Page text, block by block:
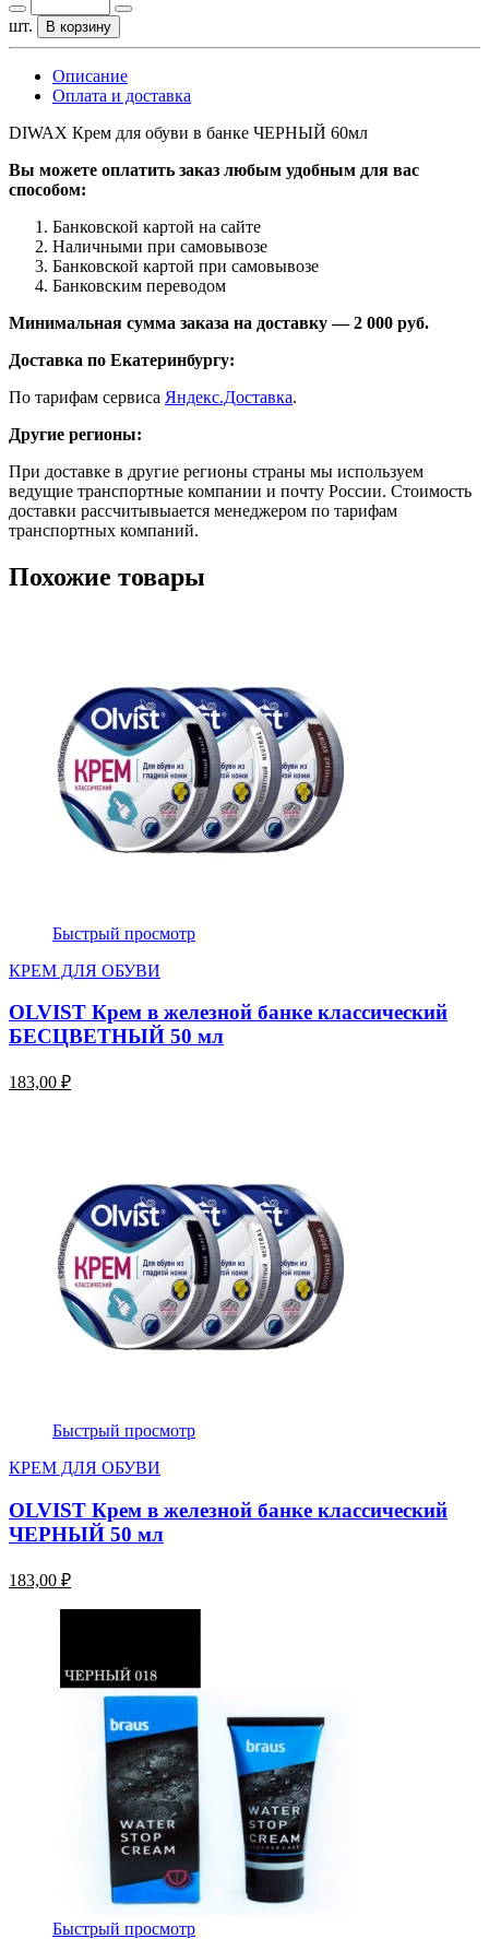
шт. В корзину
Описание
Оплата и доставка
DIWAX Крем для обуви в банке ЧЕРНЫЙ 60мл
Вы можете оплатить заказ любым удобным для вас
способом:
Банковской картой на сайте
Наличными при самовывозе
Банковской картой при самовывозе
Банковским переводом
Минимальная сумма заказа на доставку — 2 000 руб.
Доставка по Екатеринбургу:
По тарифам сервиса Яндекс.Доставка.
Другие регионы:
При доставке в другие регионы страны мы используем
ведущие транспортные компании и почту России. Стоимость
доставки рассчитывыается менеджером по тарифам
транспортных компаний.
Похожие товары
Быстрый просмотр
КРЕМ ДЛЯ ОБУВИ
OLVIST Крем в железной банке классический
БЕСЦВЕТНЫЙ 50 мл
183,00 ₽
Быстрый просмотр
КРЕМ ДЛЯ ОБУВИ
OLVIST Крем в железной банке классический
ЧЕРНЫЙ 50 мл
183,00 ₽
Быстрый просмотр